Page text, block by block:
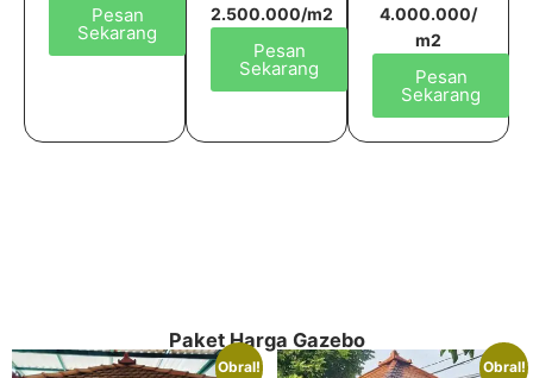
Pesan
Sekarang
2.500.000/m2
Pesan
Sekarang
4.000.000/
m2
Pesan
Sekarang
Paket Harga Gazebo
Obral! Obral!